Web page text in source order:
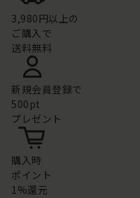
3,980円以上の
ご購入で
送料無料
新規会員登録で
500pt
プレゼント
購入時
ポイント
1%還元